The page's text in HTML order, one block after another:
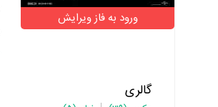
ورود به فاز ویرایش
گالری